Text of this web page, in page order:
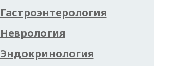
Гастроэнтерология
Неврология
Эндокринология